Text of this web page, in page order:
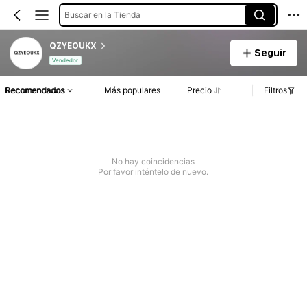
Buscar en la Tienda
QZYEOUKX
Vendedor
Seguir
Recomendados Más populares Precio Filtros
No hay coincidencias
Por favor inténtelo de nuevo.